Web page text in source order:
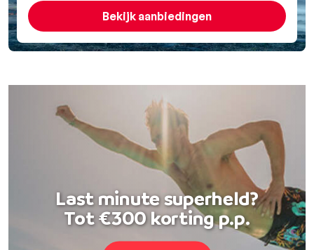
Bekijk aanbiedingen
Last minute superheld?
Tot €300 korting p.p.